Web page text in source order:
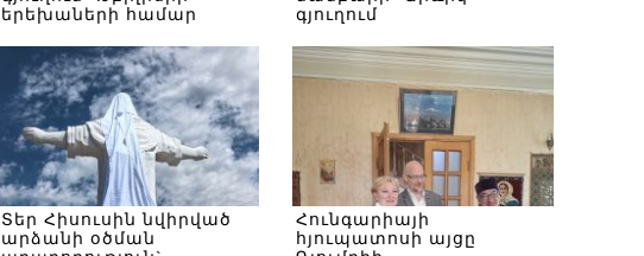
երեխաների համար
գյուղում
Տեր Հիսուսին նվիրված
արձանի օծման
Հունգարիայի
հյուպատոսի այցը